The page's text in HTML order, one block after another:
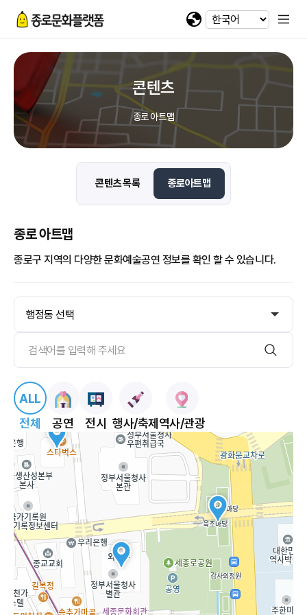
콘텐츠
종로 아트맵
콘텐츠 목록 종로아트맵
종로 아트맵
종로구 지역의 다양한 문화예술공연 정보를 확인 할 수 있습니다.
ALL
전체
공연 전시 행사/축제 역사/관광
카카오 로그인
네이버 로그인
일회용 로그인
이메일
첨부파일
jpg, jpeg, png, pdf 파일만 업로드 가능합니다. (10MB 이하)
첨부파일
공연명 선택
번호 선택
회차정보 발급수량
선택